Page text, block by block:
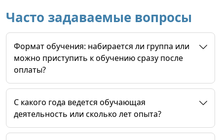
Часто задаваемые вопросы
Формат обучения: набирается ли группа или
можно приступить к обучению сразу после
оплаты?
C какого года ведется обучающая
деятельность или сколько лет опыта?